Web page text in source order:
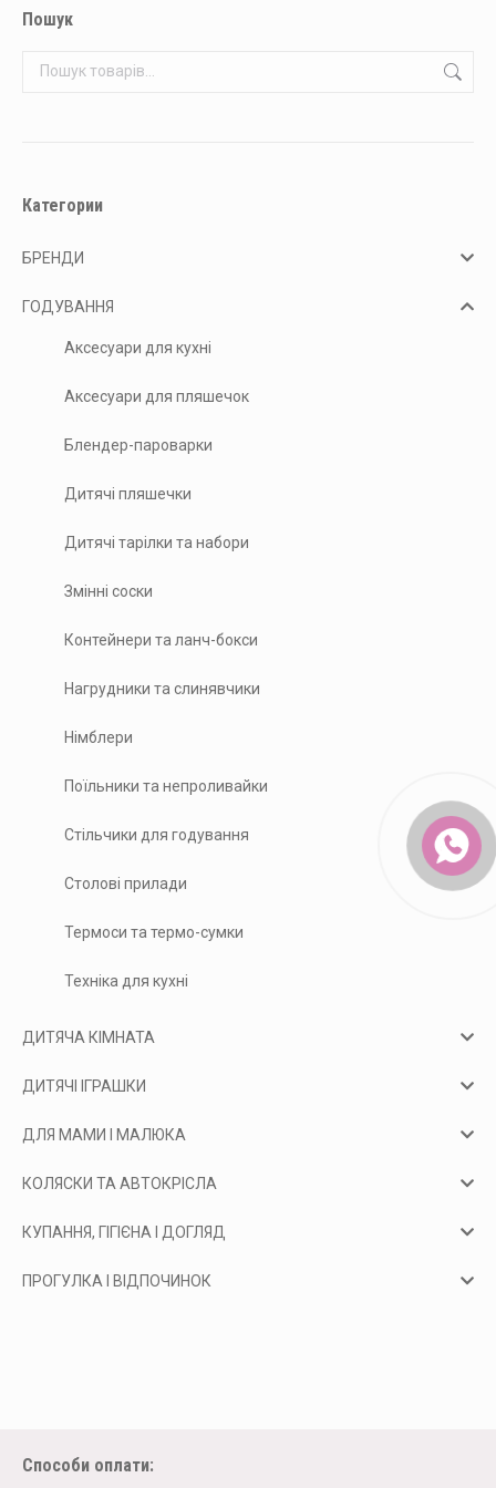
Пошук
Категории
БРЕНДИ
ГОДУВАННЯ
Аксесуари для кухні
Аксесуари для пляшечок
Блендер-пароварки
Дитячі пляшечки
Дитячі тарілки та набори
Змінні соски
Контейнери та ланч-бокси
Нагрудники та слинявчики
Німблери
Поїльники та непроливайки
Стільчики для годування
Столові прилади
Термоси та термо-сумки
Техніка для кухні
ДИТЯЧА КІМНАТА
ДИТЯЧІ ІГРАШКИ
ДЛЯ МАМИ І МАЛЮКА
КОЛЯСКИ ТА АВТОКРІСЛА
КУПАННЯ, ГІГІЄНА І ДОГЛЯД
ПРОГУЛКА І ВІДПОЧИНОК
Способи оплати: